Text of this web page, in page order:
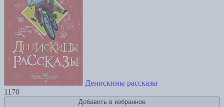
Денискины рассказы
1170
Добавить в избранное